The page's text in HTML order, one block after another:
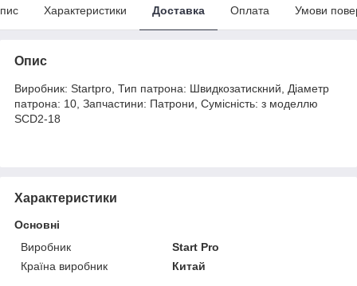
Характеристики Доставка Оплата Умови
Опис
Виробник: Startpro, Тип патрона: Швидкозатискний, Діаметр
патрона: 10, Запчастини: Патрони, Сумісність: з моделлю
SCD2-18
Характеристики
Основні
Виробник
Start Pro
Країна виробник
Китай